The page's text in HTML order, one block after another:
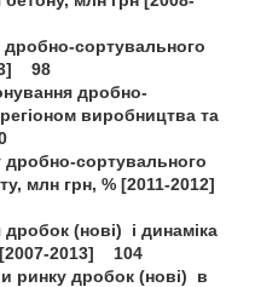
сортувального
98
дробно-
виробництва та
дробно-сортувального
млн грн, % [2011-2012]
(нові) і динаміка
[2007-2013] 104
ринку дробок (нові) в